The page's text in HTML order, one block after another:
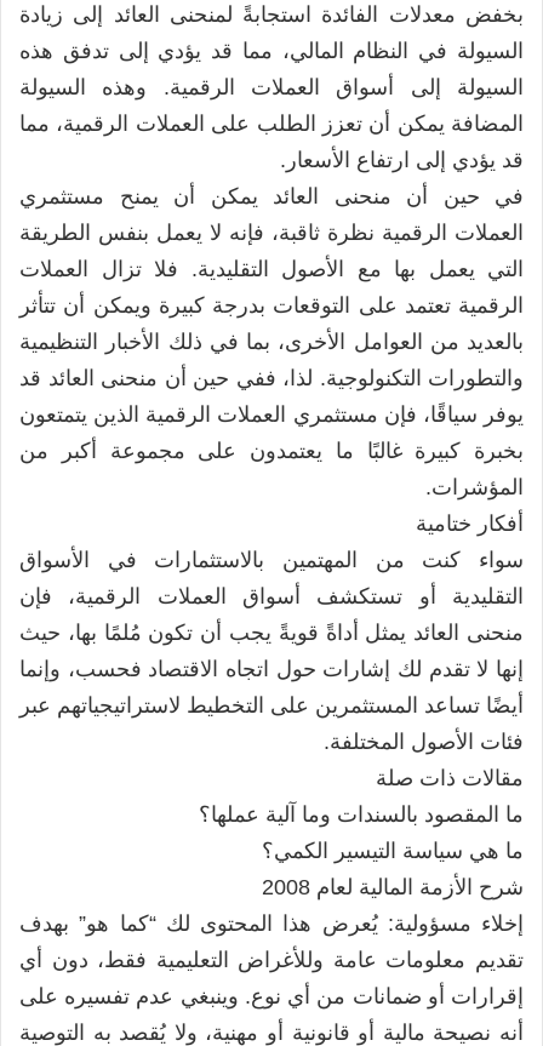
بخفض معدلات الفائدة استجابةً لمنحنى العائد إلى زيادة
السيولة في النظام المالي، مما قد يؤدي إلى تدفق هذه
السيولة إلى أسواق العملات الرقمية. وهذه السيولة
المضافة يمكن أن تعزز الطلب على العملات الرقمية، مما
قد يؤدي إلى ارتفاع الأسعار.
في حين أن منحنى العائد يمكن أن يمنح مستثمري
العملات الرقمية نظرة ثاقبة، فإنه لا يعمل بنفس الطريقة
التي يعمل بها مع الأصول التقليدية. فلا تزال العملات
الرقمية تعتمد على التوقعات بدرجة كبيرة ويمكن أن تتأثر
بالعديد من العوامل الأخرى، بما في ذلك الأخبار التنظيمية
والتطورات التكنولوجية. لذا، ففي حين أن منحنى العائد قد
يوفر سياقًا، فإن مستثمري العملات الرقمية الذين يتمتعون
بخبرة كبيرة غالبًا ما يعتمدون على مجموعة أكبر من
المؤشرات.
أفكار ختامية
سواء كنت من المهتمين بالاستثمارات في الأسواق
التقليدية أو تستكشف أسواق العملات الرقمية، فإن
منحنى العائد يمثل أداةً قويةً يجب أن تكون مُلمًا بها، حيث
إنها لا تقدم لك إشارات حول اتجاه الاقتصاد فحسب، وإنما
أيضًا تساعد المستثمرين على التخطيط لاستراتيجياتهم عبر
فئات الأصول المختلفة.
مقالات ذات صلة
ما المقصود بالسندات وما آلية عملها؟
ما هي سياسة التيسير الكمي؟
شرح الأزمة المالية لعام 2008
إخلاء مسؤولية: يُعرض هذا المحتوى لك “كما هو” بهدف
تقديم معلومات عامة وللأغراض التعليمية فقط، دون أي
إقرارات أو ضمانات من أي نوع. وينبغي عدم تفسيره على
أنه نصيحة مالية أو قانونية أو مهنية، ولا يُقصد به التوصية